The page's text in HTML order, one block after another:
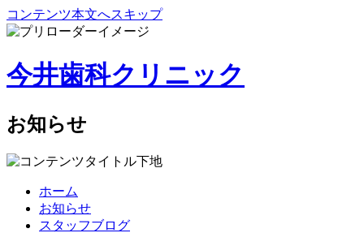
コンテンツ本文へスキップ
今井歯科クリニック
お知らせ
ホーム
お知らせ
スタッフブログ